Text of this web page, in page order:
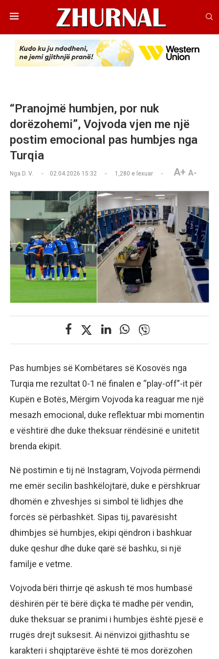
“Pranojmë humbjen, por nuk
dorëzohemi”, Vojvoda vjen me një
postim emocional pas humbjes nga
Turqia
Nga D. V. 02.04.2026 15:32 1,280 e lexuar A+ A-
Pas humbjes së Kombëtares së Kosovës nga
Turqia me rezultat 0-1 në finalen e “play-off”-it për
Kupën e Botës, Mërgim Vojvoda ka reaguar me një
mesazh emocional, duke reflektuar mbi momentin
e vështirë dhe duke theksuar rëndësinë e unitetit
brenda ekipit.
Në postimin e tij në Instagram, Vojvoda përmendi
me emër secilin bashkëlojtarë, duke e përshkruar
dhomën e zhveshjes si simbol të lidhjes dhe
forcës së përbashkët. Sipas tij, pavarësisht
dhimbjes së humbjes, ekipi qëndron i bashkuar
duke qeshur dhe duke qarë së bashku, si një
familje e vetme.
Vojvoda bëri thirrje që askush të mos humbasë
dëshirën për të bërë diçka të madhe për vendin,
duke theksuar se pranimi i humbjes është pjesë e
rrugës drejt suksesit. Ai nënvizoi gjithashtu se
karakteri i shqiptarëve është të mos dorëzohen